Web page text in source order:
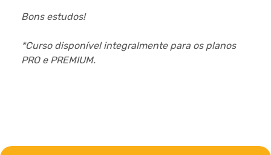
Bons estudos!
*Curso disponível integralmente para os planos
PRO e PREMIUM.